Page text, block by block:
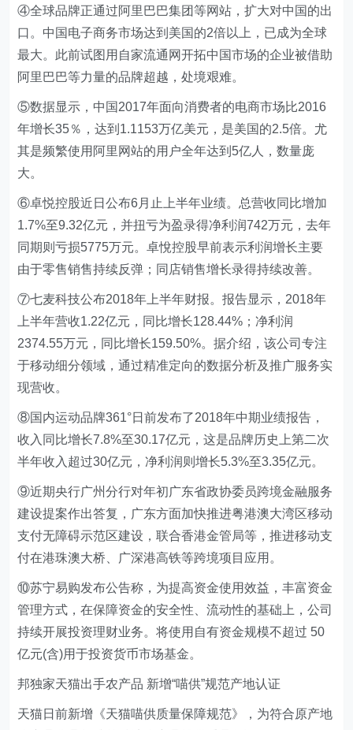
④全球品牌正通过阿里巴巴集团等网站，扩大对中国的出
口。中国电子商务市场达到美国的2倍以上，已成为全球
最大。此前试图用自家流通网开拓中国市场的企业被借助
阿里巴巴等力量的品牌超越，处境艰难。
⑤数据显示，中国2017年面向消费者的电商市场比2016
年增长35％，达到1.1153万亿美元，是美国的2.5倍。尤
其是频繁使用阿里网站的用户全年达到5亿人，数量庞
大。
⑥卓悦控股近日公布6月止上半年业绩。总营收同比增加
1.7%至9.32亿元，并扭亏为盈录得净利润742万元，去年
同期则亏损5775万元。卓悅控股早前表示利润增长主要
由于零售销售持续反弹；同店销售增长录得持续改善。
⑦七麦科技公布2018年上半年财报。报告显示，2018年
上半年营收1.22亿元，同比增长128.44%；净利润
2374.55万元，同比增长159.50%。据介绍，该公司专注
于移动细分领域，通过精准定向的数据分析及推广服务实
现营收。
⑧国内运动品牌361°日前发布了2018年中期业绩报告，
收入同比增长7.8%至30.17亿元，这是品牌历史上第二次
半年收入超过30亿元，净利润则增长5.3%至3.35亿元。
⑨近期央行广州分行对年初广东省政协委员跨境金融服务
建设提案作出答复，广东方面加快推进粤港澳大湾区移动
支付无障碍示范区建设，联合香港金管局等，推进移动支
付在港珠澳大桥、广深港高铁等跨境项目应用。
⑩苏宁易购发布公告称，为提高资金使用效益，丰富资金
管理方式，在保障资金的安全性、流动性的基础上，公司
持续开展投资理财业务。将使用自有资金规模不超过 50
亿元(含)用于投资货币市场基金。
邦独家天猫出手农产品 新增“喵供”规范产地认证
天猫日前新增《天猫喵供质量保障规范》，为符合原产地